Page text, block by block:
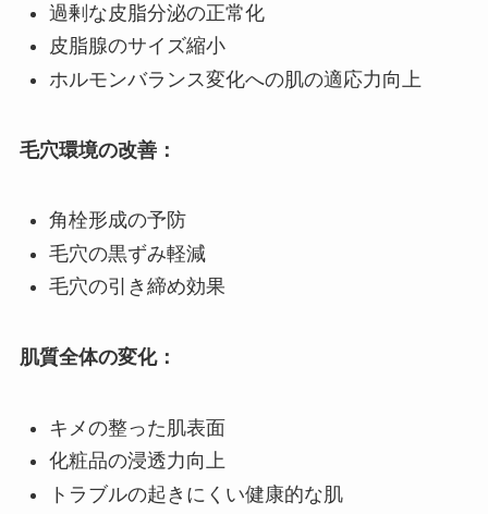
過剰な皮脂分泌の正常化
皮脂腺のサイズ縮小
ホルモンバランス変化への肌の適応力向上
毛穴環境の改善：
角栓形成の予防
毛穴の黒ずみ軽減
毛穴の引き締め効果
肌質全体の変化：
キメの整った肌表面
化粧品の浸透力向上
トラブルの起きにくい健康的な肌